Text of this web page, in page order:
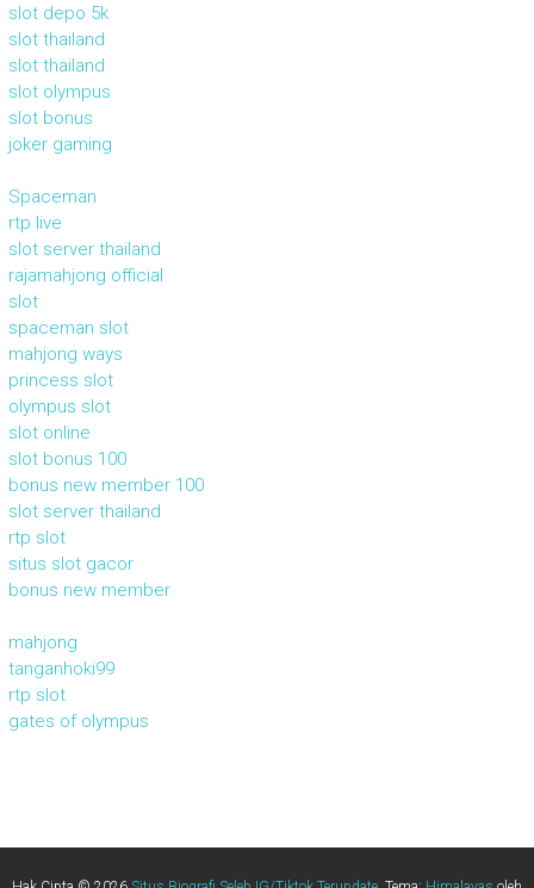
slot depo 5k
slot thailand
slot thailand
slot olympus
slot bonus
joker gaming
Spaceman
rtp live
slot server thailand
rajamahjong official
slot
spaceman slot
mahjong ways
princess slot
olympus slot
slot online
slot bonus 100
bonus new member 100
slot server thailand
rtp slot
situs slot gacor
bonus new member
mahjong
tanganhoki99
rtp slot
gates of olympus